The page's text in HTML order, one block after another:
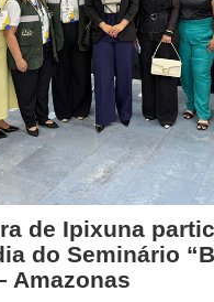
de Ipixuna
do Seminário
Amazonas